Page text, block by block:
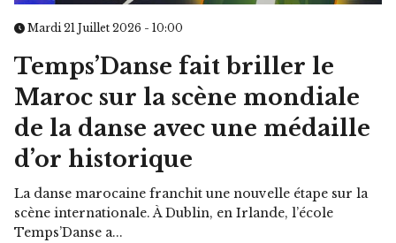
Mardi 21 Juillet 2026 - 10:00
Temps’Danse fait briller le
Maroc sur la scène mondiale
de la danse avec une médaille
d’or historique
La danse marocaine franchit une nouvelle étape sur la
scène internationale. À Dublin, en Irlande, l’école
Temps’Danse a...